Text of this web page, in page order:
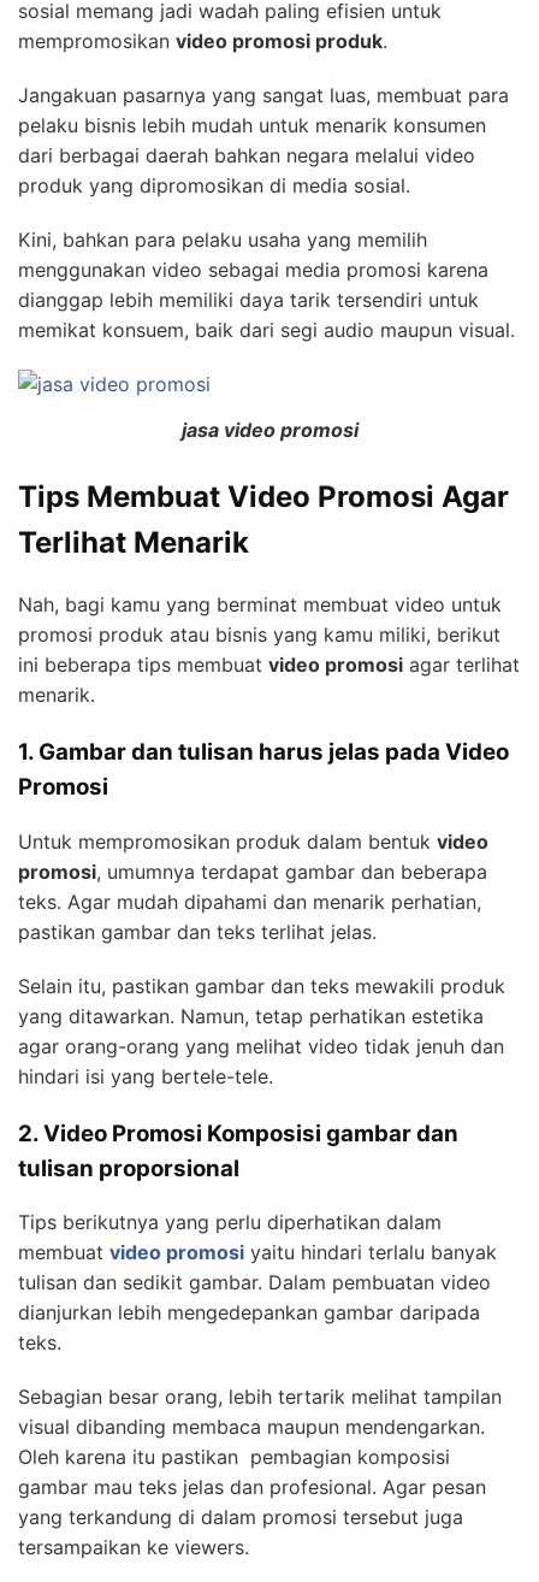
sosial memang jadi wadah paling efisien untuk
mempromosikan video promosi produk.
Jangakuan pasarnya yang sangat luas, membuat para
pelaku bisnis lebih mudah untuk menarik konsumen
dari berbagai daerah bahkan negara melalui video
produk yang dipromosikan di media sosial.
Kini, bahkan para pelaku usaha yang memilih
menggunakan video sebagai media promosi karena
dianggap lebih memiliki daya tarik tersendiri untuk
memikat konsuem, baik dari segi audio maupun visual.
jasa video promosi
Tips Membuat Video Promosi Agar
Terlihat Menarik
Nah, bagi kamu yang berminat membuat video untuk
promosi produk atau bisnis yang kamu miliki, berikut
ini beberapa tips membuat video promosi agar terlihat
menarik.
1. Gambar dan tulisan harus jelas pada Video
Promosi
Untuk mempromosikan produk dalam bentuk video
promosi, umumnya terdapat gambar dan beberapa
teks. Agar mudah dipahami dan menarik perhatian,
pastikan gambar dan teks terlihat jelas.
Selain itu, pastikan gambar dan teks mewakili produk
yang ditawarkan. Namun, tetap perhatikan estetika
agar orang-orang yang melihat video tidak jenuh dan
hindari isi yang bertele-tele.
2. Video Promosi Komposisi gambar dan
tulisan proporsional
Tips berikutnya yang perlu diperhatikan dalam
membuat video promosi yaitu hindari terlalu banyak
tulisan dan sedikit gambar. Dalam pembuatan video
dianjurkan lebih mengedepankan gambar daripada
teks.
Sebagian besar orang, lebih tertarik melihat tampilan
visual dibanding membaca maupun mendengarkan.
Oleh karena itu pastikan pembagian komposisi
gambar mau teks jelas dan profesional. Agar pesan
yang terkandung di dalam promosi tersebut juga
tersampaikan ke viewers.